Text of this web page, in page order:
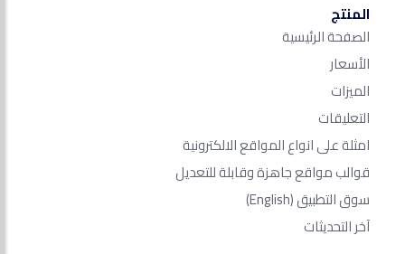
المنتج
الصفحة الرئيسية
الأسعار
الميزات
التعليقات
امثلة على انواع المواقع الالكترونية
قوالب مواقع جاهزة وقابلة للتعديل
سوق التطبيق(English)
آخر التحديثات